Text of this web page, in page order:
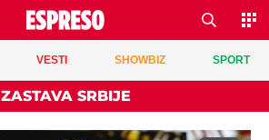
VESTI SHOWBIZ SPORT
ZASTAVA SRBIJE